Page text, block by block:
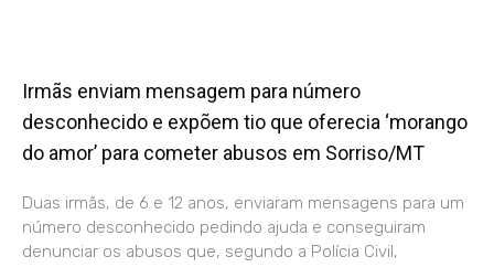
Irmãs enviam mensagem para número
desconhecido e expõem tio que oferecia ‘morango
do amor’ para cometer abusos em Sorriso/MT
Duas irmãs, de 6 e 12 anos, enviaram mensagens para um
número desconhecido pedindo ajuda e conseguiram
denunciar os abusos que, segundo a Polícia Civil,